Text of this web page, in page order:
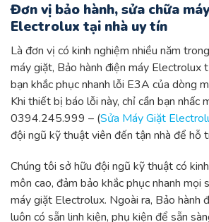
Đơn vị bảo hành, sửa chữa
Electrolux tại nhà uy tín
Là đơn vị có kinh nghiệm nhiều năm
máy giặt, Bảo hành điện máy Electrolux
bạn khắc phục nhanh lỗi E3A của dòng
Khi thiết bị báo lỗi này, chỉ cần bạn nhấc
0394.245.999 – (Sửa Máy Giặt
đội ngũ kỹ thuật viên đến tận nhà để hỗ
Chúng tôi sở hữu đội ngũ kỹ thuật có
môn cao, đảm bảo khắc phục nhanh mọi
máy giặt Electrolux. Ngoài ra, Bảo hành
luôn có sẵn linh kiện, phụ kiện để sẵn